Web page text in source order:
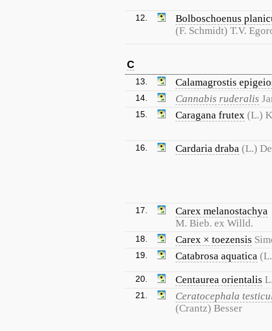
12.
Bolboschoenus
(F. Schmidt) T.V.
C
13. Calamagrostis
14. Cannabis ruderalis
15. Caragana frutex (L.)
16. Cardaria draba (L.)
17.
Carex melanostachya
M. Bieb. ex Willd.
18. Carex × toezensis
19. Catabrosa aquatica
20. Centaurea orientalis
21.
Ceratocephala
(Crantz) Besser